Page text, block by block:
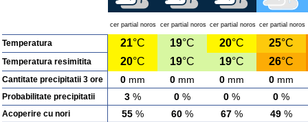
cer partial noros cer partial noros cer partial noros cer partial noros
Temperatura 21°C 19°C 20°C 25°C
Temperatura resimitita 20°C 19°C 19°C 26°C
Cantitate precipitatii 3 ore 0 mm 0 mm 0 mm 0 mm
Probabilitate precipitatii 3 % 0 % 0 % 0 %
Acoperire cu nori 55 % 60 % 67 % 49 %